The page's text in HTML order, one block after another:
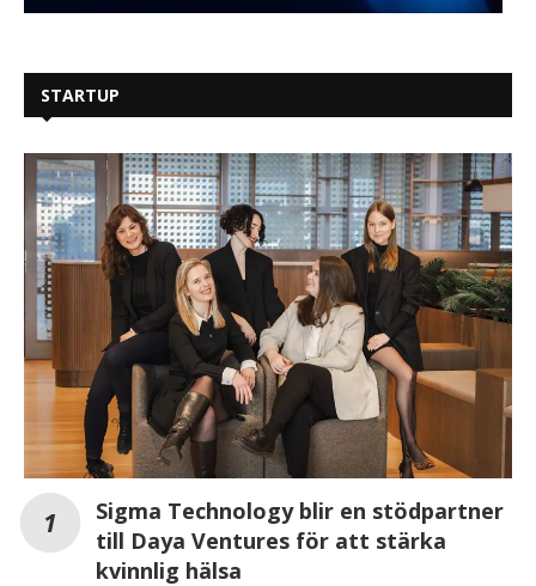
STARTUP
Sigma Technology blir en stödpartner
till Daya Ventures för att stärka
kvinnlig hälsa